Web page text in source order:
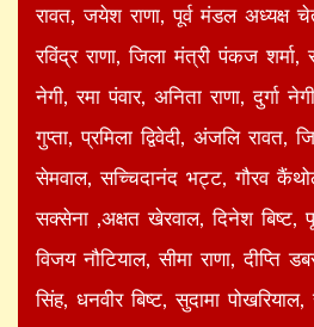
रावत, जयेश राणा, पूर्व मंडल अध्यक्ष
रविंद्र राणा, जिला मंत्री पंकज शर्मा,
नेगी, रमा पंवार, अनिता राणा, दुर्गा
गुप्ता, प्रमिला द्विवेदी, अंजलि रावत,
सेमवाल, सच्चिदानंद भट्ट, गौरव
सक्सेना ,अक्षत खेरवाल, दिनेश बिष्ट,
विजय नौटियाल, सीमा राणा, दीप्ति
सिंह, धनवीर बिष्ट, सुदामा